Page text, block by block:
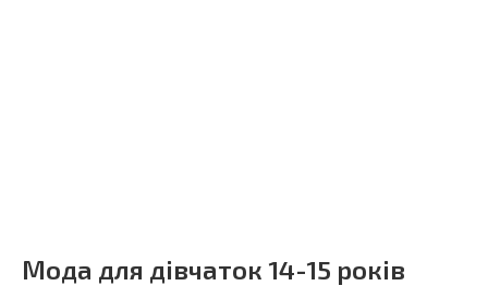
Мода для дівчаток 14-15 років